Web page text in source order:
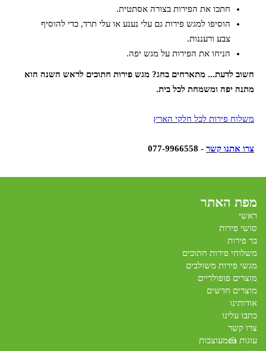
חתכו את הפירות בצורה אסתטית.
הוסיפו למגש פירות גם עלי נענע או עלי תרד, כדי להוסיף
צבע ורעננות.
הניחו את הפירות על מגש יפה.
חשוב לדעת... מתארחים בחג? מגש פירות חתוכים לראש השנה הוא
מתנה יפה ומשמחת לכל בית.
משלוח פירות לכל חלקי הארץ
צרו אתנו קשר - 077-9966558
מפת האתר
ראשי
סושי פירות
בר פירות
משלוחי פירות חתוכים
מגשי פירות משולבים
מוצרים פופולריים
מוצרים חדשים
אודותינו
כתבו עלינו
צרו קשר
עוגות 🍰מעוצבות